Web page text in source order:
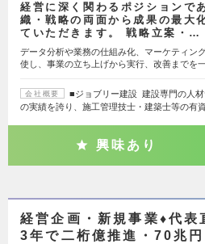
経営に深く関わるポジションで
織・戦略の両面から成果の最大
ていただきます。 戦略立案・…
データ分析や業務の仕組み化、マーケティン
使し、事業の立ち上げから実行、改善までを
会社概要
■ジョブリー建設 建設専門の人
の実績を誇り、施工管理技士・建築士等の有
興味あり
経営企画・新規事業♦代表
3年で二桁億推進・70兆